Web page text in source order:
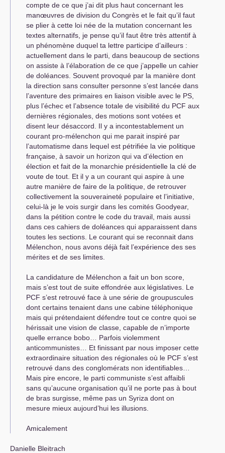
compte de ce que j’ai dit plus haut concernant les
manœuvres de division du Congrès et le fait qu’il faut
se plier à cette loi née de la mutation concernant les
textes alternatifs, je pense qu’il faut être très attentif à
un phénomène duquel ta lettre participe d’ailleurs :
actuellement dans le parti, dans beaucoup de sections
on assiste à l’élaboration de ce que j’appelle un cahier
de doléances. Souvent provoqué par la manière dont
la direction sans consulter personne s’est lancée dans
l’aventure des primaires en liaison visible avec le PS
plus l’échec et l’absence totale de visibilité du PCF aux
dernières régionales, des motions sont votées et
disent leur désaccord. Il y a incontestablement un
courant pro-mélenchon qui me parait inspiré par
l’automatisme dans lequel est pétrifiée la vie politique
française, à savoir un horizon qui va d’élection en
élection et fait de la monarchie présidentielle la clé de
voute de tout. Et il y a un courant qui aspire à une
autre manière de faire de la politique, de retrouver
collectivement la souveraineté populaire et l’initiative,
celui-là je le vois surgir dans les comités Goodyear,
dans la pétition contre le code du travail, mais aussi
dans ces cahiers de doléances qui apparaissent dans
toutes les sections. Le courant qui se reconnait dans
Mélenchon, nous avons déjà fait l’expérience des ses
mérites et de ses limites.
La candidature de Mélenchon a fait un bon score,
mais s’est tout de suite effondrée aux législatives. Le
PCF s’est retrouvé face à une série de groupuscules
dont certains tenaient dans une cabine téléphonique
mais qui prétendaient défendre tout ce contre quoi se
hérissait une vision de classe, capable de n’importe
quelle errance bobo… Parfois violemment
anticommunistes… Et finissant par nous imposer cette
extraordinaire situation des régionales où le PCF s’est
retrouvé dans des conglomérats non identifiables…
Mais pire encore, le parti communiste s’est affaibli
sans qu’aucune organisation qu’il ne porte pas à bout
de bras surgisse, même pas un Syriza dont on
mesure mieux aujourd’hui les illusions.
Amicalement
Danielle Bleitrach